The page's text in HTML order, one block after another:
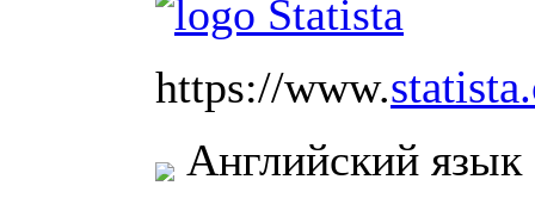
https://www.
Английский язык